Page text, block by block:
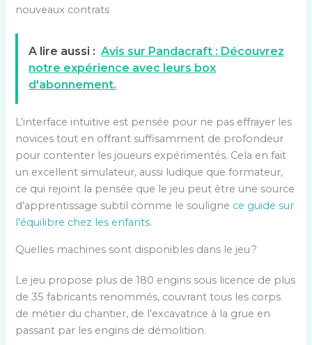
nouveaux contrats
A lire aussi : Avis sur Pandacraft : Découvrez
notre expérience avec leurs box
d'abonnement.
L’interface intuitive est pensée pour ne pas effrayer les
novices tout en offrant suffisamment de profondeur
pour contenter les joueurs expérimentés. Cela en fait
un excellent simulateur, aussi ludique que formateur,
ce qui rejoint la pensée que le jeu peut être une source
d’apprentissage subtil comme le souligne ce guide sur
l’équilibre chez les enfants.
Quelles machines sont disponibles dans le jeu ?
Le jeu propose plus de 180 engins sous licence de plus
de 35 fabricants renommés, couvrant tous les corps
de métier du chantier, de l’excavatrice à la grue en
passant par les engins de démolition.